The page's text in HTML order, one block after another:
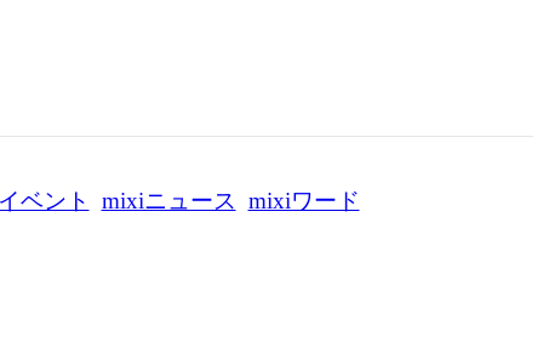
イベント mixiニュース mixiワード